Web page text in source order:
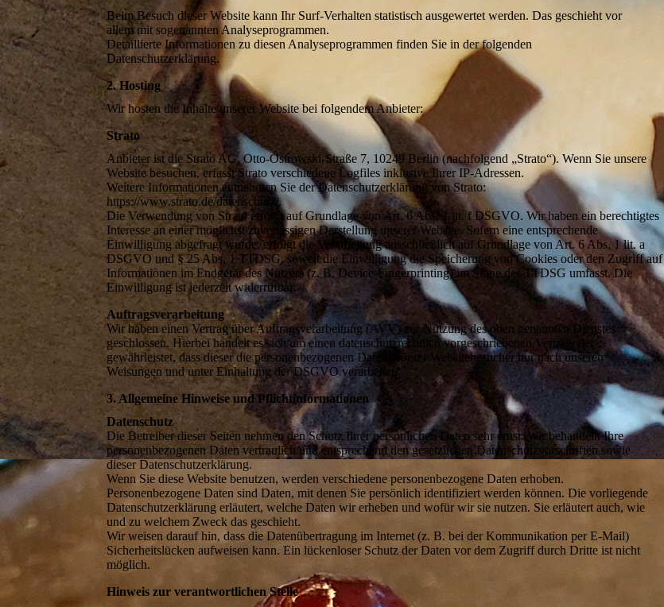
Beim Besuch dieser Website kann Ihr Surf-Verhalten statistisch ausgewertet werden. Das geschieht vor
allem mit sogenannten Analyseprogrammen.
Detaillierte Informationen zu diesen Analyseprogrammen finden Sie in der folgenden
Datenschutzerklärung.
2. Hosting
Wir hosten die Inhalte unserer Website bei folgendem Anbieter:
Strato
Anbieter ist die Strato AG, Otto-Ostrowski-Straße 7, 10249 Berlin (nachfolgend „Strato“). Wenn Sie unsere
Website besuchen, erfasst Strato verschiedene Logfiles inklusive Ihrer IP-Adressen.
Weitere Informationen entnehmen Sie der Datenschutzerklärung von Strato:
https://www.strato.de/datenschutz/.
Die Verwendung von Strato erfolgt auf Grundlage von Art. 6 Abs. 1 lit. f DSGVO. Wir haben ein berechtigtes
Interesse an einer möglichst zuverlässigen Darstellung unserer Website. Sofern eine entsprechende
Einwilligung abgefragt wurde, erfolgt die Verarbeitung ausschließlich auf Grundlage von Art. 6 Abs. 1 lit. a
DSGVO und § 25 Abs. 1 TTDSG, soweit die Einwilligung die Speicherung von Cookies oder den Zugriff auf
Informationen im Endgerät des Nutzers (z. B. Device-Fingerprinting) im Sinne des TTDSG umfasst. Die
Einwilligung ist jederzeit widerrufbar.
Auftragsverarbeitung
Wir haben einen Vertrag über Auftragsverarbeitung (AVV) zur Nutzung des oben genannten Dienstes
geschlossen. Hierbei handelt es sich um einen datenschutzrechtlich vorgeschriebenen Vertrag, der
gewährleistet, dass dieser die personenbezogenen Daten unserer Websitebesucher nur nach unseren
Weisungen und unter Einhaltung der DSGVO verarbeitet.
3. Allgemeine Hinweise und Pflichtinformationen
Datenschutz
Die Betreiber dieser Seiten nehmen den Schutz Ihrer persönlichen Daten sehr ernst. Wir behandeln Ihre
personenbezogenen Daten vertraulich und entsprechend den gesetzlichen Datenschutzvorschriften sowie
dieser Datenschutzerklärung.
Wenn Sie diese Website benutzen, werden verschiedene personenbezogene Daten erhoben.
Personenbezogene Daten sind Daten, mit denen Sie persönlich identifiziert werden können. Die vorliegende
Datenschutzerklärung erläutert, welche Daten wir erheben und wofür wir sie nutzen. Sie erläutert auch, wie
und zu welchem Zweck das geschieht.
Wir weisen darauf hin, dass die Datenübertragung im Internet (z. B. bei der Kommunikation per E-Mail)
Sicherheitslücken aufweisen kann. Ein lückenloser Schutz der Daten vor dem Zugriff durch Dritte ist nicht
möglich.
Hinweis zur verantwortlichen Stelle